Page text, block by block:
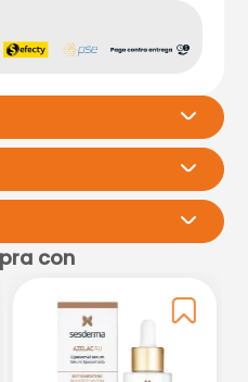
sesión para
con